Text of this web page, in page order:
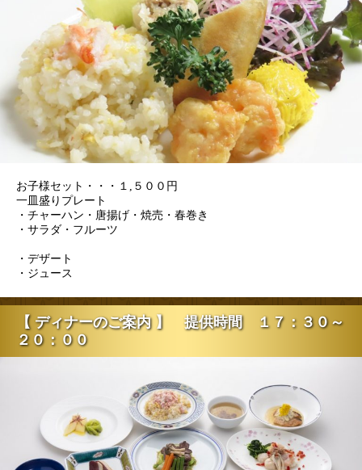
お子様セット・・・１,５００円
一皿盛りプレート
・チャーハン・唐揚げ・焼売・春巻き
・サラダ・フルーツ
・デザート
・ジュース
【 ディナーのご案内 】 提供時間 １７：３０～
２０：００